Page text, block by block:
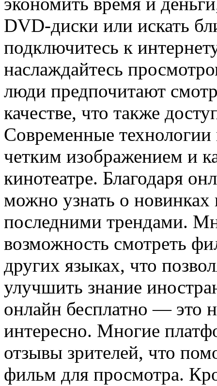
DVD-диски или искать
подключитесь к
наслаждайтесь
люди предпочитают
качестве, что также
Современные технологии
четким изображением и
кинотеатре. Благодаря
можно узнать о новинках
последними трендами.
возможность смотреть
других языках, что
улучшить знание
онлайн бесплатно — это
интересно. Многие
отзывы зрителей, что
фильм для просмотра.